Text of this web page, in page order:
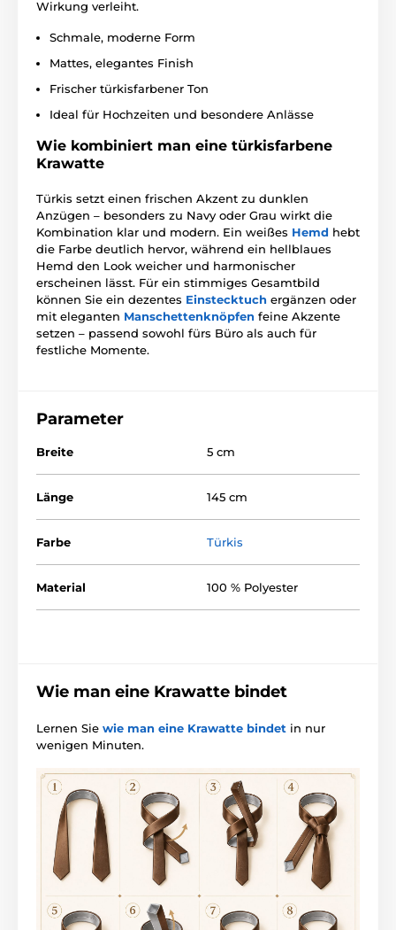
Wirkung verleiht.
Schmale, moderne Form
Mattes, elegantes Finish
Frischer türkisfarbener Ton
Ideal für Hochzeiten und besondere Anlässe
Wie kombiniert man eine türkisfarbene
Krawatte
Türkis setzt einen frischen Akzent zu dunklen
Anzügen – besonders zu Navy oder Grau wirkt die
Kombination klar und modern. Ein weißes Hemd hebt
die Farbe deutlich hervor, während ein hellblaues
Hemd den Look weicher und harmonischer
erscheinen lässt. Für ein stimmiges Gesamtbild
können Sie ein dezentes Einstecktuch ergänzen oder
mit eleganten Manschettenknöpfen feine Akzente
setzen – passend sowohl fürs Büro als auch für
festliche Momente.
Parameter
Breite 5 cm
Länge 145 cm
Farbe Türkis
Material 100 % Polyester
Wie man eine Krawatte bindet
Lernen Sie wie man eine Krawatte bindet in nur
wenigen Minuten.